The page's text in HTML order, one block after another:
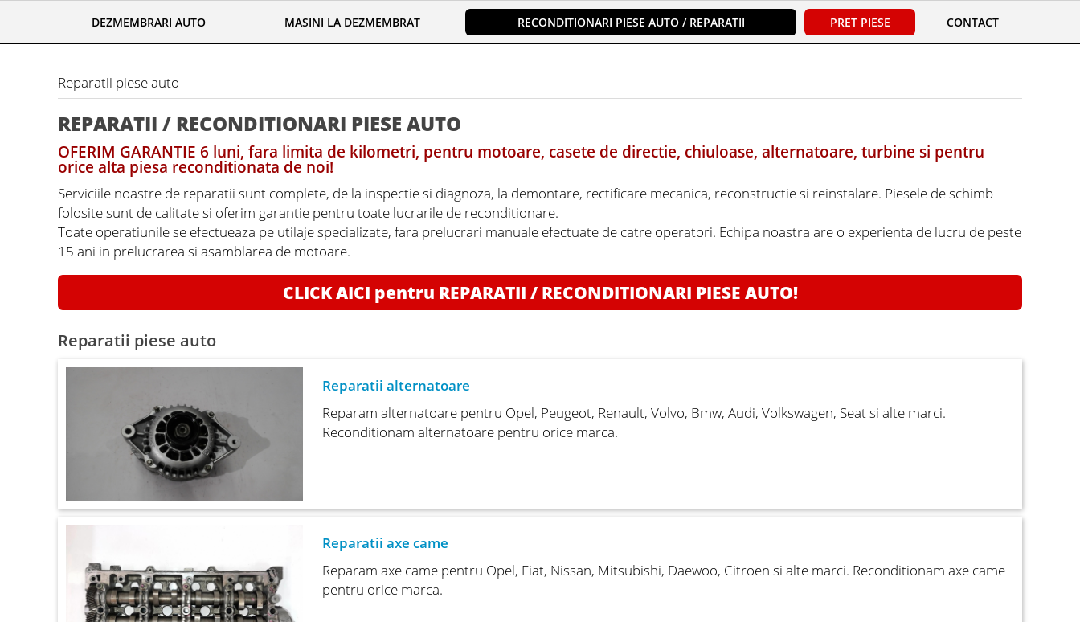
DEZMEMBRARI AUTO MASINI LA DEZMEMBRAT RECONDITIONARI PIESE AUTO / REPARATII PRET PIESE CONTACT
Reparatii piese auto
REPARATII / RECONDITIONARI PIESE AUTO
OFERIM GARANTIE 6 luni, fara limita de kilometri, pentru motoare, casete de directie, chiuloase, alternatoare, turbine si pentru
orice alta piesa reconditionata de noi!
Serviciile noastre de reparatii sunt complete, de la inspectie si diagnoza, la demontare, rectificare mecanica, reconstructie si reinstalare. Piesele de schimb
folosite sunt de calitate si oferim garantie pentru toate lucrarile de reconditionare.
Toate operatiunile se efectueaza pe utilaje specializate, fara prelucrari manuale efectuate de catre operatori. Echipa noastra are o experienta de lucru de peste
15 ani in prelucrarea si asamblarea de motoare.
CLICK AICI pentru REPARATII / RECONDITIONARI PIESE AUTO!
Reparatii piese auto
Reparatii alternatoare
Reparam alternatoare pentru Opel, Peugeot, Renault, Volvo, Bmw, Audi, Volkswagen, Seat si alte marci.
Reconditionam alternatoare pentru orice marca.
Reparatii axe came
Reparam axe came pentru Opel, Fiat, Nissan, Mitsubishi, Daewoo, Citroen si alte marci. Reconditionam axe came
pentru orice marca.